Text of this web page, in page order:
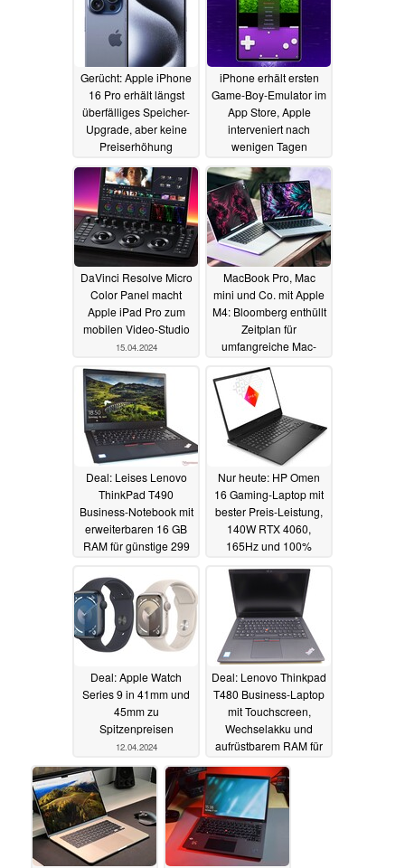
Gerücht: Apple iPhone
16 Pro erhält längst
überfälliges Speicher-
Upgrade, aber keine
Preiserhöhung
16.04.2024
iPhone erhält ersten
Game-Boy-Emulator im
App Store, Apple
interveniert nach
wenigen Tagen
15.04.2024
DaVinci Resolve Micro
Color Panel macht
Apple iPad Pro zum
mobilen Video-Studio
15.04.2024
MacBook Pro, Mac
mini und Co. mit Apple
M4: Bloomberg enthüllt
Zeitplan für
umfangreiche Mac-
Upgrades
Deal: Leises Lenovo
ThinkPad T490
Business-Notebook mit
erweiterbaren 16 GB
RAM für günstige 299
13.04.2024
Nur heute: HP Omen
16 Gaming-Laptop mit
bester Preis-Leistung,
140W RTX 4060,
165Hz und 100%
Deal: Apple Watch
Series 9 in 41mm und
45mm zu
Spitzenpreisen
12.04.2024
Deal: Lenovo Thinkpad
T480 Business-Laptop
mit Touchscreen,
Wechselakku und
aufrüstbarem RAM für
günstige 229 Euro
generalüberholt
12.04.2024